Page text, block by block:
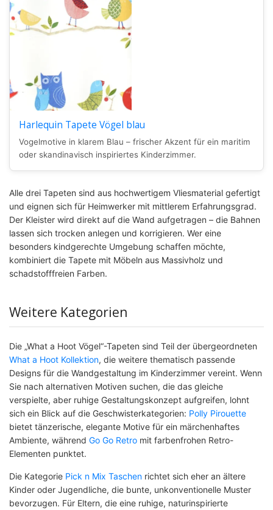
Harlequin Tapete Vögel blau
Vogelmotive in klarem Blau – frischer Akzent für ein maritim
oder skandinavisch inspiriertes Kinderzimmer.
Alle drei Tapeten sind aus hochwertigem Vliesmaterial gefertigt
und eignen sich für Heimwerker mit mittlerem Erfahrungsgrad.
Der Kleister wird direkt auf die Wand aufgetragen – die Bahnen
lassen sich trocken anlegen und korrigieren. Wer eine
besonders kindgerechte Umgebung schaffen möchte,
kombiniert die Tapete mit Möbeln aus Massivholz und
schadstofffreien Farben.
Weitere Kategorien
Die „What a Hoot Vögel“-Tapeten sind Teil der übergeordneten
What a Hoot Kollektion, die weitere thematisch passende
Designs für die Wandgestaltung im Kinderzimmer vereint. Wenn
Sie nach alternativen Motiven suchen, die das gleiche
verspielte, aber ruhige Gestaltungskonzept aufgreifen, lohnt
sich ein Blick auf die Geschwisterkategorien: Polly Pirouette
bietet tänzerische, elegante Motive für ein märchenhaftes
Ambiente, während Go Go Retro mit farbenfrohen Retro-
Elementen punktet.
Die Kategorie Pick n Mix Taschen richtet sich eher an ältere
Kinder oder Jugendliche, die bunte, unkonventionelle Muster
bevorzugen. Für Eltern, die eine ruhige, naturinspirierte